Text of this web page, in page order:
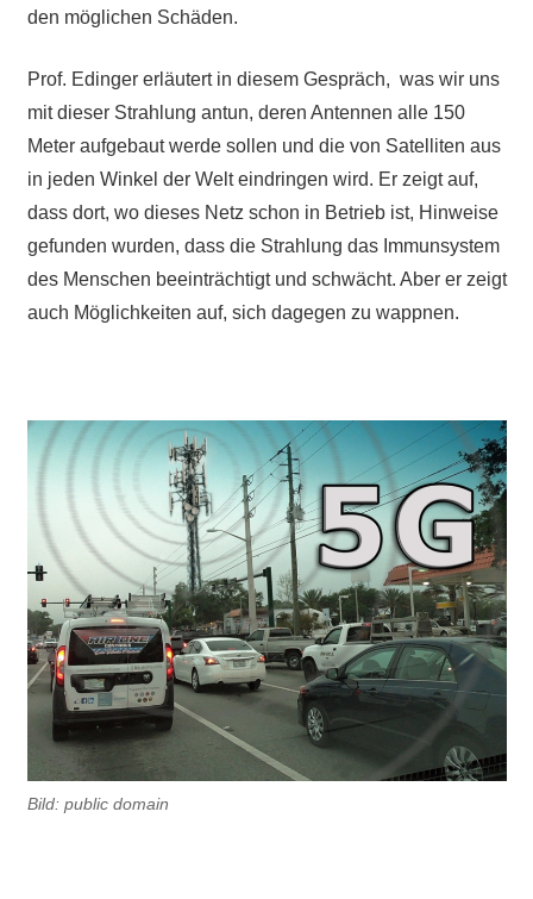
den möglichen Schäden.
Prof. Edinger erläutert in diesem Gespräch, was wir uns
mit dieser Strahlung antun, deren Antennen alle 150
Meter aufgebaut werde sollen und die von Satelliten aus
in jeden Winkel der Welt eindringen wird. Er zeigt auf,
dass dort, wo dieses Netz schon in Betrieb ist, Hinweise
gefunden wurden, dass die Strahlung das Immunsystem
des Menschen beeinträchtigt und schwächt. Aber er zeigt
auch Möglichkeiten auf, sich dagegen zu wappnen.
Bild: public domain